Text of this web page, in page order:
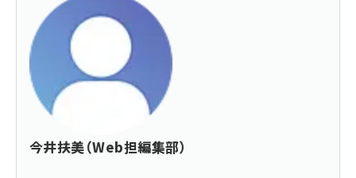
今井扶美（Web担編集部）